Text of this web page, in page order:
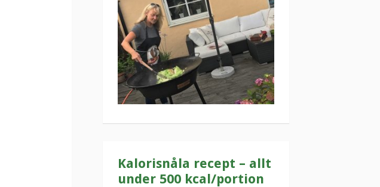
Kalorisnåla recept – allt
under 500 kcal/portion